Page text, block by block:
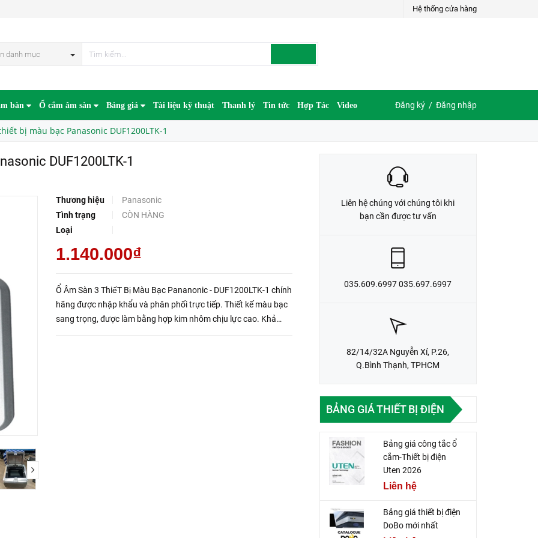
Hệ thống cửa hàng
danh mục
bàn Ổ cắm âm sàn Bảng giá Tài liệu kỹ thuật Thanh lý Tin tức Hợp Tác Video Đăng ký / Đăng nhập
bị màu bạc Panasonic DUF1200LTK-1
DUF1200LTK-1
Thương hiệu
Panasonic
Tình trạng
CÒN HÀNG
Loại
1.140.000₫
Ổ Âm Sàn 3 ThiếT Bị Màu Bạc Pananonic - DUF1200LTK-1 chính
hãng được nhập khẩu và phân phối trực tiếp. Thiết kế màu bạc
sang trọng, được làm bằng hợp kim nhôm chịu lực cao. Khả
LIÊN HỆ ĐẶT HÀNG
Liên hệ chúng với chúng tôi khi
bạn cần được tư vấn
035.609.6997 035.697.6997
82/14/32A Nguyễn Xí, P.26,
Q.Bình Thạnh, TPHCM
BẢNG GIÁ THIẾT BỊ ĐIỆN
Bảng giá công tắc ổ
cắm-Thiết bị điện
Uten 2026
Liên hệ
Bảng giá thiết bị điện
DoBo mới nhất